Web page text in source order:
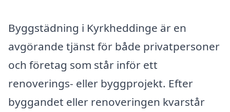
Byggstädning i Kyrkheddinge är en
avgörande tjänst för både privatpersoner
och företag som står inför ett
renoverings- eller byggprojekt. Efter
byggandet eller renoveringen kvarstår